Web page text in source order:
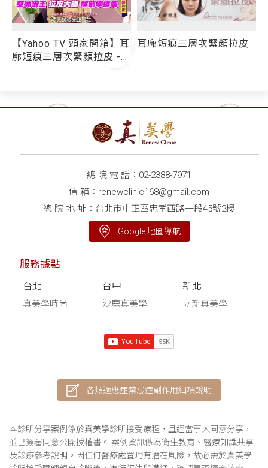
【Yahoo TV 頭家開箱】耳
廓短痕三層次緊顏拉皮 -
耳廓短痕三層次緊顏拉皮
總 院 電 話： 02-2388-7971
信 箱： renewclinic168@gmail.com
總 院 地 址：台北市中正區忠孝西路一段45號2樓
Google 地圖導航
服務據點
台北
真美學時尚
台中
沙鹿真美學
新北
立新真美學
各類適應症禁忌症副作用細項說明
本診所分享案例係於真美學診所接受療程，且經當事人同意分享，
並已簽署同意公開授權書。 案例資訊係為衛生教育、醫療知識共享
及診療參考說明。因任何醫療處置均有潛在風險，故必需於真美學